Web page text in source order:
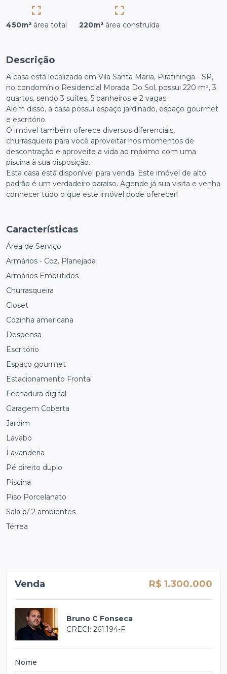
450m² área total 220m² área construída
Descrição
A casa está localizada em Vila Santa Maria, Piratininga - SP,
no condomínio Residencial Morada Do Sol, possui 220 m², 3
quartos, sendo 3 suítes, 5 banheiros e 2 vagas.
Além disso, a casa possui espaço jardinado, espaço gourmet
e escritório.
O imóvel também oferece diversos diferenciais,
churrasqueira para você aproveitar nos momentos de
descontração e aproveite a vida ao máximo com uma
piscina à sua disposição.
Esta casa está disponível para venda. Este imóvel de alto
padrão é um verdadeiro paraíso. Agende já sua visita e venha
conhecer tudo o que este imóvel pode oferecer!
Características
Área de Serviço
Armários - Coz. Planejada
Armários Embutidos
Churrasqueira
Closet
Cozinha americana
Despensa
Escritório
Espaço gourmet
Estacionamento Frontal
Fechadura digital
Garagem Coberta
Jardim
Lavabo
Lavanderia
Pé direito duplo
Piscina
Piso Porcelanato
Sala p/ 2 ambientes
Térrea
Venda R$ 1.300.000
Bruno C Fonseca
CRECI: 261.194-F
Nome